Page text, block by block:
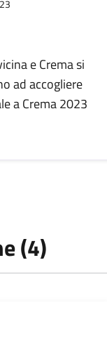
e Crema si
ad accogliere
a Crema 2023
(4)